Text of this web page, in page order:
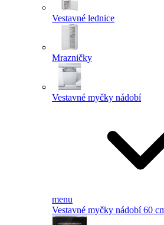
Vestavné lednice
Mrazničky
Vestavné myčky nádobí
menu
Vestavné myčky nádobí 60